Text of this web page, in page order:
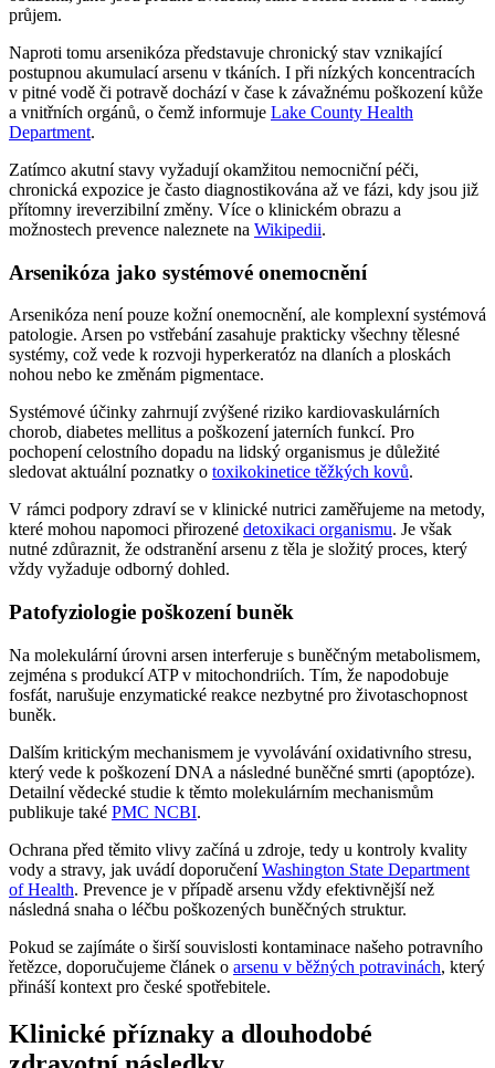
průjem.
Naproti tomu arsenikóza představuje chronický stav vznikající
postupnou akumulací arsenu v tkáních. I při nízkých koncentracích
v pitné vodě či potravě dochází v čase k závažnému poškození kůže
a vnitřních orgánů, o čemž informuje Lake County Health
Department.
Zatímco akutní stavy vyžadují okamžitou nemocniční péči,
chronická expozice je často diagnostikována až ve fázi, kdy jsou již
přítomny ireverzibilní změny. Více o klinickém obrazu a
možnostech prevence naleznete na Wikipedii.
Arsenikóza jako systémové onemocnění
Arsenikóza není pouze kožní onemocnění, ale komplexní systémová
patologie. Arsen po vstřebání zasahuje prakticky všechny tělesné
systémy, což vede k rozvoji hyperkeratóz na dlaních a ploskách
nohou nebo ke změnám pigmentace.
Systémové účinky zahrnují zvýšené riziko kardiovaskulárních
chorob, diabetes mellitus a poškození jaterních funkcí. Pro
pochopení celostního dopadu na lidský organismus je důležité
sledovat aktuální poznatky o toxikokinetice těžkých kovů.
V rámci podpory zdraví se v klinické nutrici zaměřujeme na metody,
které mohou napomoci přirozené detoxikaci organismu. Je však
nutné zdůraznit, že odstranění arsenu z těla je složitý proces, který
vždy vyžaduje odborný dohled.
Patofyziologie poškození buněk
Na molekulární úrovni arsen interferuje s buněčným metabolismem,
zejména s produkcí ATP v mitochondriích. Tím, že napodobuje
fosfát, narušuje enzymatické reakce nezbytné pro životaschopnost
buněk.
Dalším kritickým mechanismem je vyvolávání oxidativního stresu,
který vede k poškození DNA a následné buněčné smrti (apoptóze).
Detailní vědecké studie k těmto molekulárním mechanismům
publikuje také PMC NCBI.
Ochrana před těmito vlivy začíná u zdroje, tedy u kontroly kvality
vody a stravy, jak uvádí doporučeníWashington State Department
of Health. Prevence je v případě arsenu vždy efektivnější než
následná snaha o léčbu poškozených buněčných struktur.
Pokud se zajímáte o širší souvislosti kontaminace našeho potravního
řetězce, doporučujeme článek o arsenu v běžných potravinách, který
přináší kontext pro české spotřebitele.
Klinické příznaky a dlouhodobé